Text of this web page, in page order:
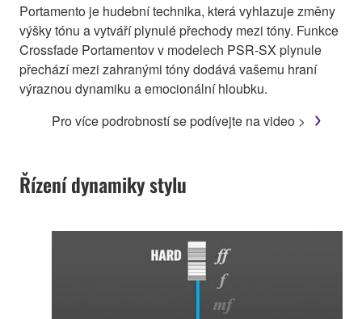
Portamento je hudební technika, která vyhlazuje změny
výšky tónu a vytváří plynulé přechody mezi tóny. Funkce
Crossfade Portamentov v modelech PSR-SX plynule
přechází mezi zahranými tóny dodává vašemu hraní
výraznou dynamiku a emocionální hloubku.
Pro více podrobností se podívejte na video >
Řízení dynamiky stylu